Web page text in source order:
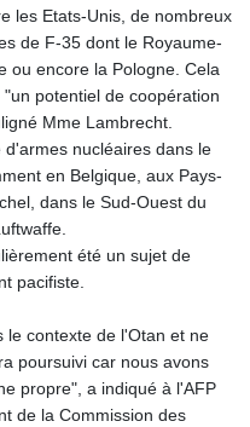
les Etats-Unis, de nombreux
de F-35 dont le Royaume-
ou encore la Pologne. Cela
potentiel de coopération
Mme Lambrecht.
nucléaires dans le
en Belgique, aux Pays-
dans le Sud-Ouest du
été un sujet de
pacifiste.
le contexte de l'Otan et ne
poursuivi car nous avons
propre", a indiqué à l'AFP
de la Commission des